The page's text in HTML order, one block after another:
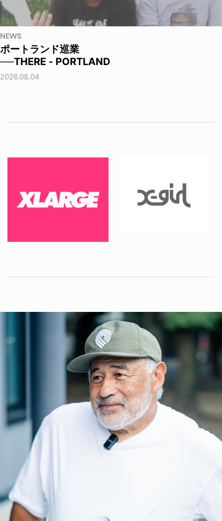
NEWS
ポートランド巡業
──THERE - PORTLAND
2026.08.04